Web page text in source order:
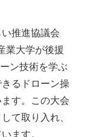
推進協議会
業大学が後援
ン技術を学ぶ
るドローン操
す。この大会
て取り入れ、
ます。